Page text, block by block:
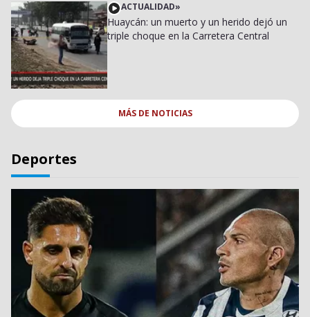
ACTUALIDAD»
Huaycán: un muerto y un herido dejó un
triple choque en la Carretera Central
MÁS DE NOTICIAS
Deportes